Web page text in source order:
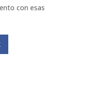
con esas